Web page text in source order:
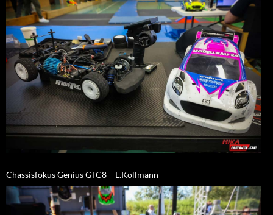
Chassisfokus Genius GTC8 – L.Kollmann